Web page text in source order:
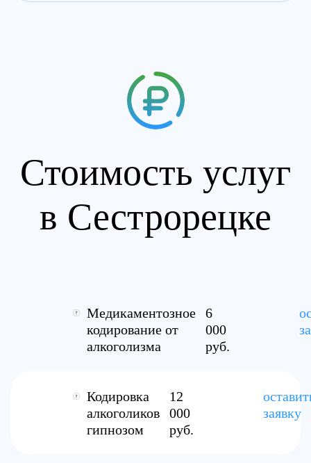
Стоимость услуг
в Сестрорецке
Медикаментозное
кодирование от
алкоголизма
6
000
руб.
Кодировка
алкоголиков
гипнозом
12
000
руб.
заявку